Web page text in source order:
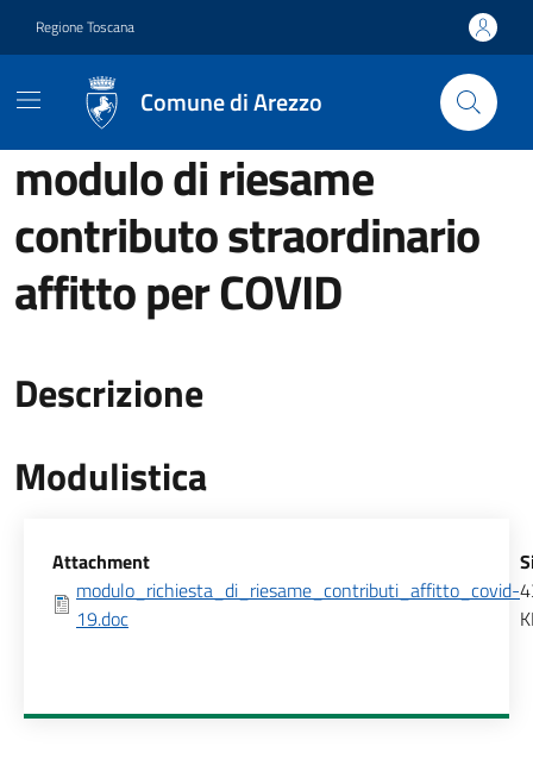
Regione Toscana
Comune di Arezzo
modulo di riesame
contributo straordinario
affitto per COVID
Descrizione
Modulistica
Allegati
Attachment
modulo_richiesta_di_riesame_contributi_affitto_covid-
19.doc